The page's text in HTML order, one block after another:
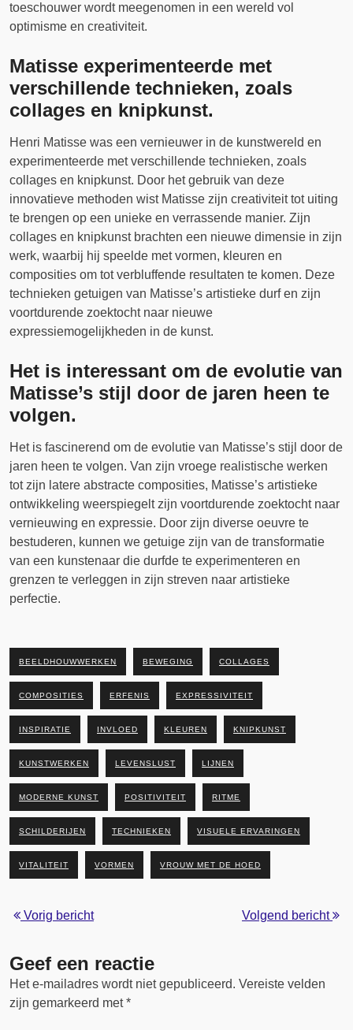
toeschouwer wordt meegenomen in een wereld vol
optimisme en creativiteit.
Matisse experimenteerde met
verschillende technieken, zoals
collages en knipkunst.
Henri Matisse was een vernieuwer in de kunstwereld en
experimenteerde met verschillende technieken, zoals
collages en knipkunst. Door het gebruik van deze
innovatieve methoden wist Matisse zijn creativiteit tot uiting
te brengen op een unieke en verrassende manier. Zijn
collages en knipkunst brachten een nieuwe dimensie in zijn
werk, waarbij hij speelde met vormen, kleuren en
composities om tot verbluffende resultaten te komen. Deze
technieken getuigen van Matisse’s artistieke durf en zijn
voortdurende zoektocht naar nieuwe
expressiemogelijkheden in de kunst.
Het is interessant om de evolutie van
Matisse’s stijl door de jaren heen te
volgen.
Het is fascinerend om de evolutie van Matisse’s stijl door de
jaren heen te volgen. Van zijn vroege realistische werken
tot zijn latere abstracte composities, Matisse’s artistieke
ontwikkeling weerspiegelt zijn voortdurende zoektocht naar
vernieuwing en expressie. Door zijn diverse oeuvre te
bestuderen, kunnen we getuige zijn van de transformatie
van een kunstenaar die durfde te experimenteren en
grenzen te verleggen in zijn streven naar artistieke
perfectie.
BEELDHOUWWERKEN BEWEGING COLLAGES
COMPOSITIES ERFENIS EXPRESSIVITEIT
INSPIRATIE INVLOED KLEUREN KNIPKUNST
KUNSTWERKEN LEVENSLUST LIJNEN
MODERNE KUNST POSITIVITEIT RITME
SCHILDERIJEN TECHNIEKEN VISUELE ERVARINGEN
VITALITEIT VORMEN VROUW MET DE HOED
Vorig bericht Volgend bericht
Geef een reactie
Het e-mailadres wordt niet gepubliceerd. Vereiste velden
zijn gemarkeerd met*